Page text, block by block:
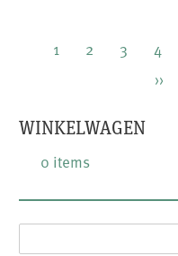
Paginering
Huidige
1 Pagina
2 Pagina
3 4
››
WINKELWAGEN
0 items